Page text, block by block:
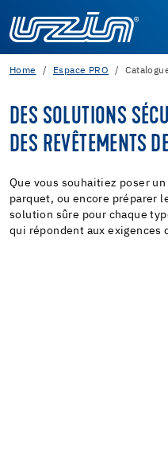
Home Espace PRO
DES SOLUTIONS
DES REVÊTEMENTS
Que vous souhaitiez poser
parquet, ou encore préparer
solution sûre pour chaque
qui répondent aux exigences